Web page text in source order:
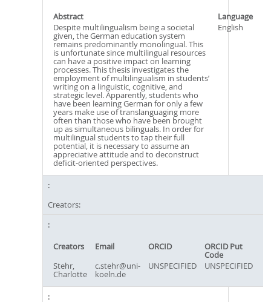
Abstract
Language
Despite multilingualism being a societal
given, the German education system
remains predominantly monolingual. This
is unfortunate since multilingual resources
can have a positive impact on learning
processes. This thesis investigates the
employment of multilingualism in students’
writing on a linguistic, cognitive, and
strategic level. Apparently, students who
have been learning German for only a few
years make use of translanguaging more
often than those who have been brought
up as simultaneous bilinguals. In order for
multilingual students to tap their full
potential, it is necessary to assume an
appreciative attitude and to deconstruct
deficit-oriented perspectives.
English
Creators:
Creators Email ORCID ORCID Put
Code
Stehr,
Charlotte
c.stehr@uni-
koeln.de
UNSPECIFIED UNSPECIFIED